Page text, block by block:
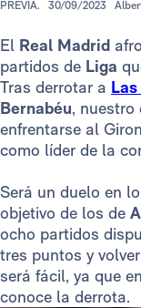
PREVIA. 30/09/2023
El Real Madrid
partidos de Liga
Tras derrotar a
Bernabéu, nuestro
enfrentarse al
como líder de la
Será un duelo en
objetivo de los de
ocho partidos
tres puntos y
será fácil, ya que
conoce la derrota.